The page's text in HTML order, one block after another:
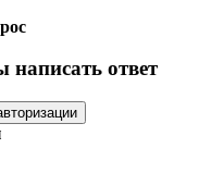
написать ответ